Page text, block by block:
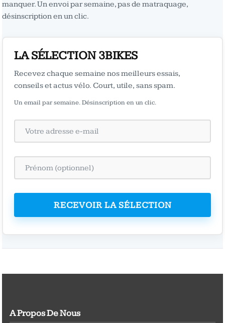
manquer. Un envoi par semaine, pas de matraquage,
désinscription en un clic.
LA SÉLECTION 3BIKES
Recevez chaque semaine nos meilleurs essais,
conseils et actus vélo. Court, utile, sans spam.
Un email par semaine. Désinscription en un clic.
RECEVOIR LA SÉLECTION
A Propos De Nous